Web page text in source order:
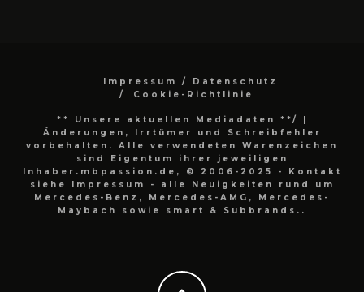
Impressum / Datenschutz
Cookie-Richtlinie
** Unsere aktuellen Mediadaten **/
|
Änderungen, Irrtümer und Schreibfehler
vorbehalten. Alle verwendeten Warenzeichen
sind Eigentum ihrer jeweiligen
Inhaber.mbpassion.de, © 2006-2025 - Kontakt
siehe Impressum - alle Neuigkeiten rund um
Mercedes-Benz, Mercedes-AMG, Mercedes-
Maybach sowie smart & Subbrands..